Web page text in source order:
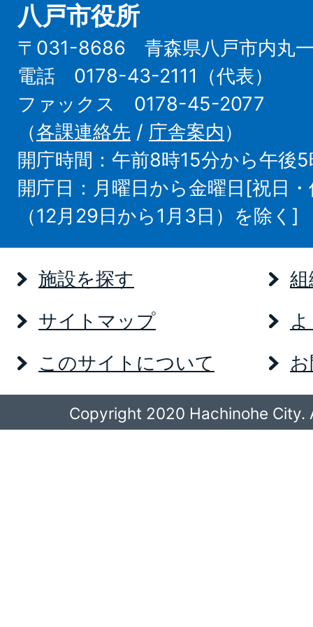
八戸市役所
〒031-8686 青森県八戸市内丸一
電話 0178-43-2111（代表）
ファックス 0178-45-2077
（各課連絡先 / 庁舎案内）
開庁時間：午前8時15分から午後
開庁日：月曜日から金曜日[祝日
（12月29日から1月3日）を除く]
施設を探す
サイトマップ
このサイトについて
Copyright 2020 Hachinohe City.